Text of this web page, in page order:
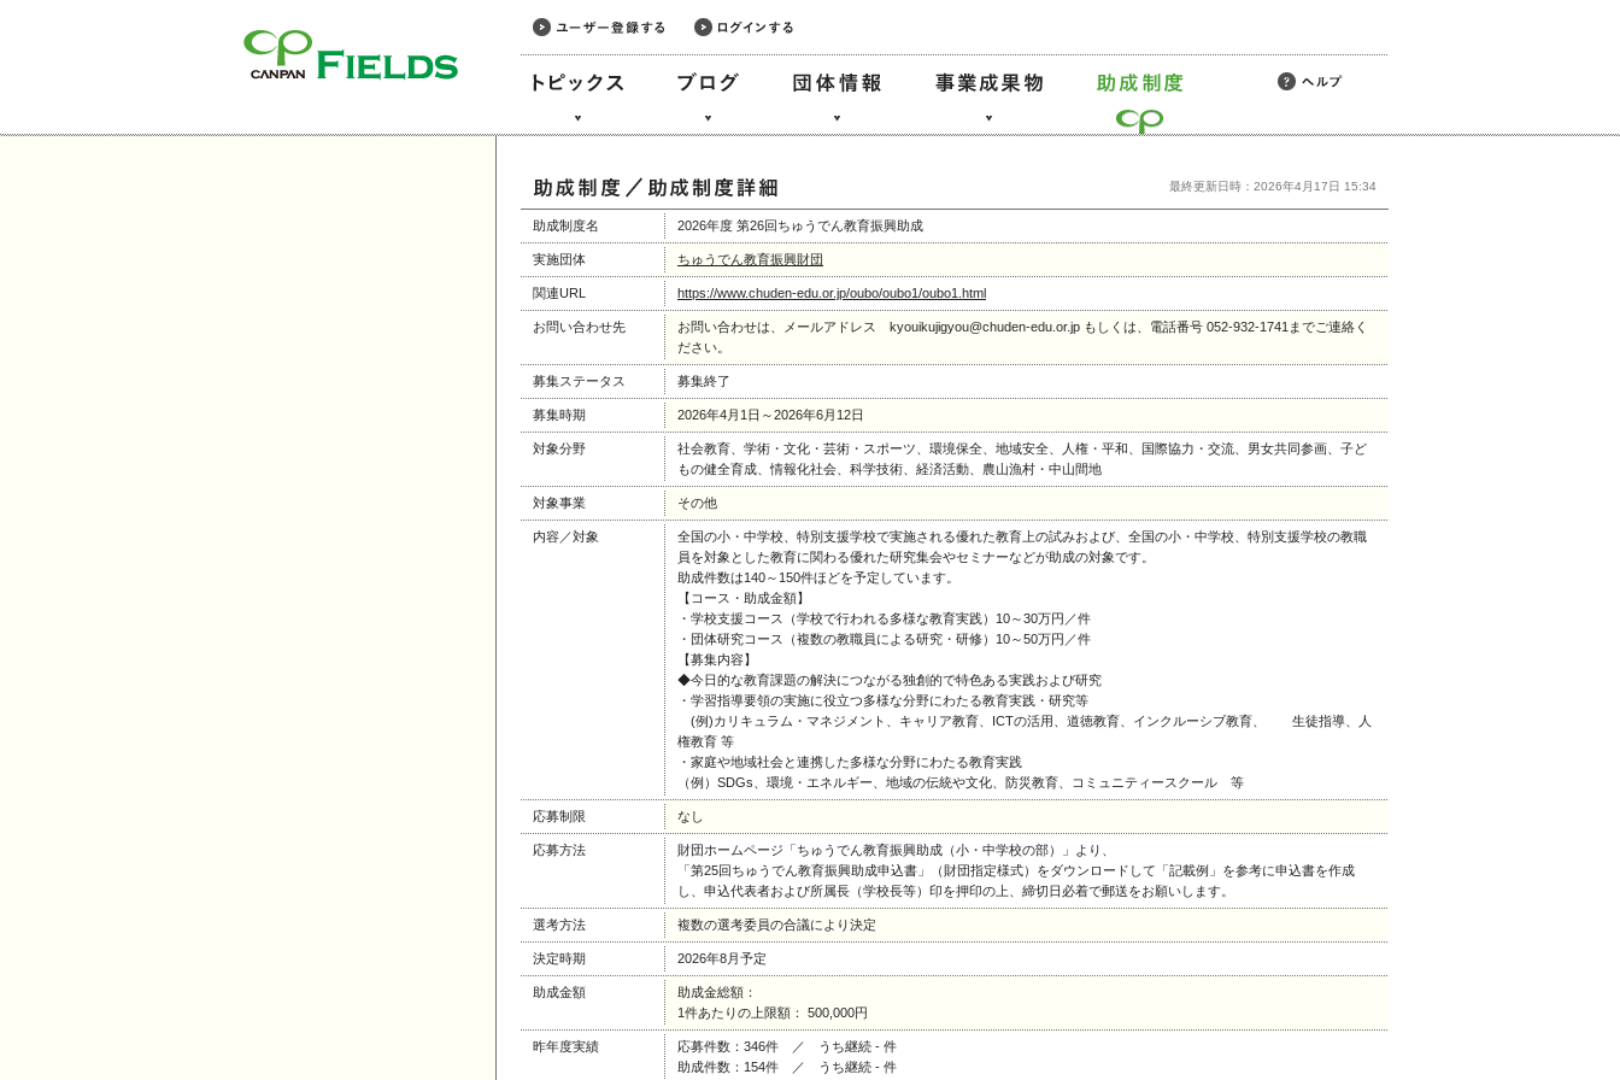
最終更新日時：2026年4月17日 15:34
助成制度名 2026年度 第26回ちゅうでん教育振興助成
実施団体 ちゅうでん教育振興財団
関連URL https://www.chuden-edu.or.jp/oubo/oubo1/oubo1.html
お問い合わせ先
お問い合わせは、メールアドレス kyouikujigyou@chuden-edu.or.jp もしくは、電話番号 052-932-1741までご連絡く
ださい。
募集ステータス 募集終了
募集時期 2026年4月1日～2026年6月12日
対象分野
社会教育、学術・文化・芸術・スポーツ、環境保全、地域安全、人権・平和、国際協力・交流、男女共同参画、子ど
もの健全育成、情報化社会、科学技術、経済活動、農山漁村・中山間地
対象事業 その他
内容／対象
全国の小・中学校、特別支援学校で実施される優れた教育上の試みおよび、全国の小・中学校、特別支援学校の教職
員を対象とした教育に関わる優れた研究集会やセミナーなどが助成の対象です。
助成件数は140～150件ほどを予定しています。
【コース・助成金額】
・学校支援コース（学校で行われる多様な教育実践）10～30万円／件
・団体研究コース（複数の教職員による研究・研修）10～50万円／件
【募集内容】
◆今日的な教育課題の解決につながる独創的で特色ある実践および研究
・学習指導要領の実施に役立つ多様な分野にわたる教育実践・研究等
(例)カリキュラム・マネジメント、キャリア教育、ICTの活用、道徳教育、インクルーシブ教育、 生徒指導、人
権教育 等
・家庭や地域社会と連携した多様な分野にわたる教育実践
（例）SDGs、環境・エネルギー、地域の伝統や文化、防災教育、コミュニティースクール 等
応募制限 なし
応募方法
財団ホームページ「ちゅうでん教育振興助成（小・中学校の部）」より、
「第25回ちゅうでん教育振興助成申込書」（財団指定様式）をダウンロードして「記載例」を参考に申込書を作成
し、申込代表者および所属長（学校長等）印を押印の上、締切日必着で郵送をお願いします。
選考方法 複数の選考委員の合議により決定
決定時期 2026年8月予定
助成金額
助成金総額：
1件あたりの上限額： 500,000円
昨年度実績
応募件数：346件 ／ うち継続 - 件
助成件数：154件 ／ うち継続 - 件